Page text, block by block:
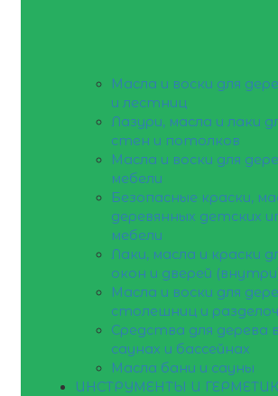
Масла и воски для
и лестниц
Лазури, масла и лаки
стен и потолков
Масла и воски для
мебели
Безопасные краски,
деревянных детских
мебели
Лаки, масла и краски
окон и дверей
Масла и воски для
столешниц и
Средства для дерева
саунах и бассейнах
Масла бани и сауны
ИНСТРУМЕНТЫ И